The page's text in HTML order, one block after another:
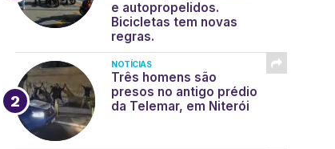
e autopropelidos.
Bicicletas tem novas
regras.
NOTÍCIAS
Três homens são
presos no antigo prédio
da Telemar, em Niterói